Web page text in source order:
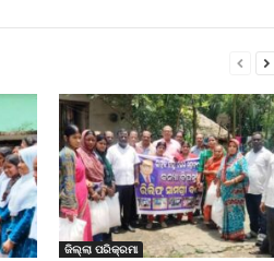
ଜିଲ୍ଲା ପରିକ୍ରମା